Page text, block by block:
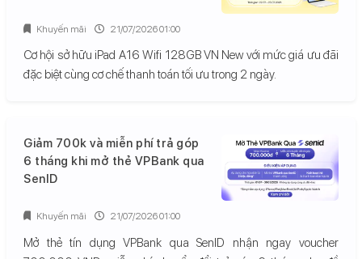
Cơ hội sở hữu iPad A16 Wifi 128GB VN New với mức giá ưu đãi
đặc biệt cùng cơ chế thanh toán tối ưu trong 2 ngày.
Khuyến mãi 21/07/2026 01:00
Giảm 700k và miễn phí trả góp
6 tháng khi mở thẻ VPBank qua
SenID
Mở thẻ tín dụng VPBank qua SenID nhận ngay voucher
Khuyến mãi 21/07/2026 01:00